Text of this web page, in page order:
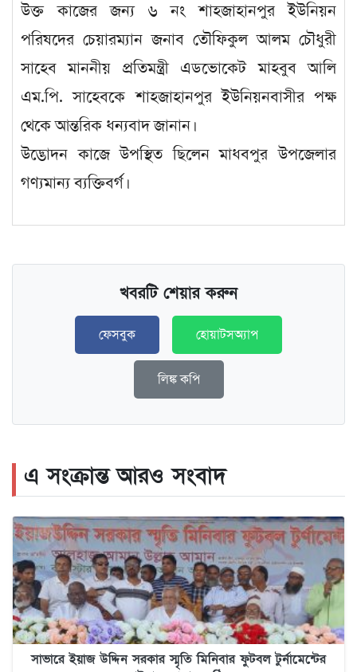
উক্ত কাজের জন্য ৬ নং শাহজাহানপুর ইউনিয়ন
পরিষদের চেয়ারম্যান জনাব তৌফিকুল আলম চৌধুরী
সাহেব মাননীয় প্রতিমন্ত্রী এডভোকেট মাহবুব আলি
এম.পি. সাহেবকে শাহজাহানপুর ইউনিয়নবাসীর পক্ষ
থেকে আন্তরিক ধন্যবাদ জানান।
উদ্ভোদন কাজে উপস্থিত ছিলেন মাধবপুর উপজেলার
গণ্যমান্য ব্যক্তিবর্গ।
খবরটি শেয়ার করুন
ফেসবুক হোয়াটসঅ্যাপ
লিঙ্ক কপি
এ সংক্রান্ত আরও সংবাদ
সাভারে ইয়াজ উদ্দিন সরকার স্মৃতি মিনিবার ফুটবল টুর্নামেন্টের